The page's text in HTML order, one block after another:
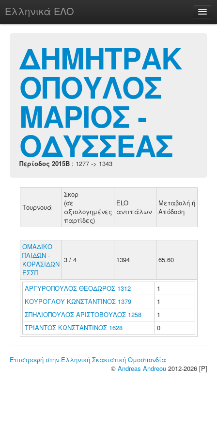
Ελληνικά ΕΛΟ
chesstu.be @ discord
Login
ΔΗΜΗΤΡΑΚ
ΟΠΟΥΛΟΣ
ΜΑΡΙΟΣ -
ΟΔΥΣΣΕΑΣ
Περίοδος 2015B : 1277 -> 1343
Τουρνουά
Σκορ
(σε
αξιολογημένες
παρτίδες)
ELO
αντιπάλων
Μεταβολή ή
Απόδοση
ΟΜΑΔΙΚΟ
ΠΑΙΔΩΝ -
ΚΟΡΑΣΙΔΩΝ
ΕΣΣΠ
3 / 4 1394 65.60
ΑΡΓΥΡΟΠΟΥΛΟΣ ΘΕΟΔΩΡΟΣ 1312
1
ΚΟΥΡΟΓΛΟΥ ΚΩΝΣΤΑΝΤΙΝΟΣ 1379
1
ΣΠΗΛΙΟΠΟΥΛΟΣ ΑΡΙΣΤΟΒΟΥΛΟΣ 1258
1
ΤΡΙΑΝΤΟΣ ΚΩΝΣΤΑΝΤΙΝΟΣ 1628
0
Επιστροφή στην Ελληνική Σκακιστική Ομοσπονδία
© Andreas Andreou 2012-2026 [P]